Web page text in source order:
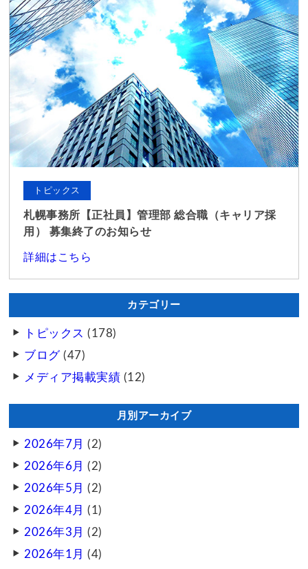
トピックス
札幌事務所【正社員】管理部 総合職（キャリア採
用） 募集終了のお知らせ
詳細はこちら
カテゴリー
トピックス (178)
ブログ(47)
メディア掲載実績 (12)
月別アーカイブ
2026年7月 (2)
2026年6月 (2)
2026年5月 (2)
2026年4月 (1)
2026年3月 (2)
2026年1月 (4)